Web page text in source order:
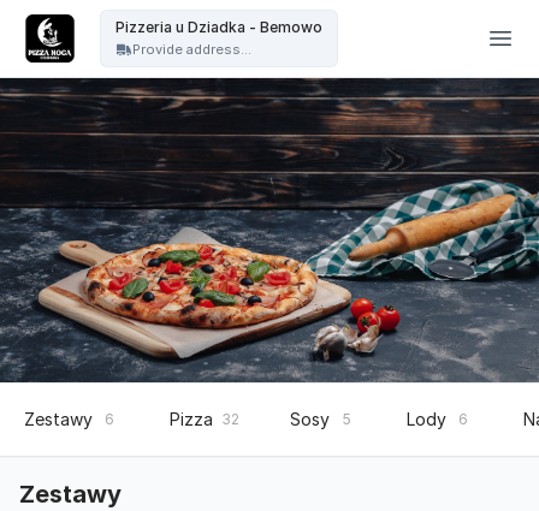
Pizzeria u Dziadka - Bemowo
Provide address...
Zestawy 6 Pizza 32 Sosy 5 Lody 6
Zestawy